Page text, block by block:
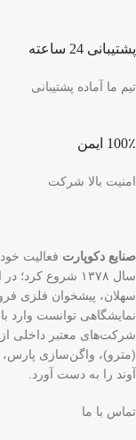
پشتیبانی 24 ساعته
تیم ما آماده پشتیبانی
100٪ ایمن
امنیت بالا شرکت
صنایع دکوپارت فعالیت
سال ۱۳۷۸ شروع
سهلان، پیشخوان فلزی
نمایشگاهی توانست وارد
شرکت‌های معتبر داخلی
(مترو)، واگن‌سازی
آوند را به دست آورد.
تماس با ما